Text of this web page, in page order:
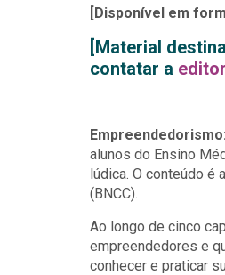
[Disponível em
[Material
contatar a
alunos do Ensino
lúdica. O conteúdo é
(BNCC).
Ao longo de cinco
empreendedores e
conhecer e praticar